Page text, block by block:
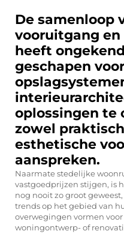
De samenloop
vooruitgang
heeft
geschapen
oplossingen te
zowel
esthetische
aanspreken.
Naarmate stedelijke
vastgoedprijzen stijgen, is
nog nooit zo groot
trends op het gebied van
overwegingen vormen
woningontwerp- of